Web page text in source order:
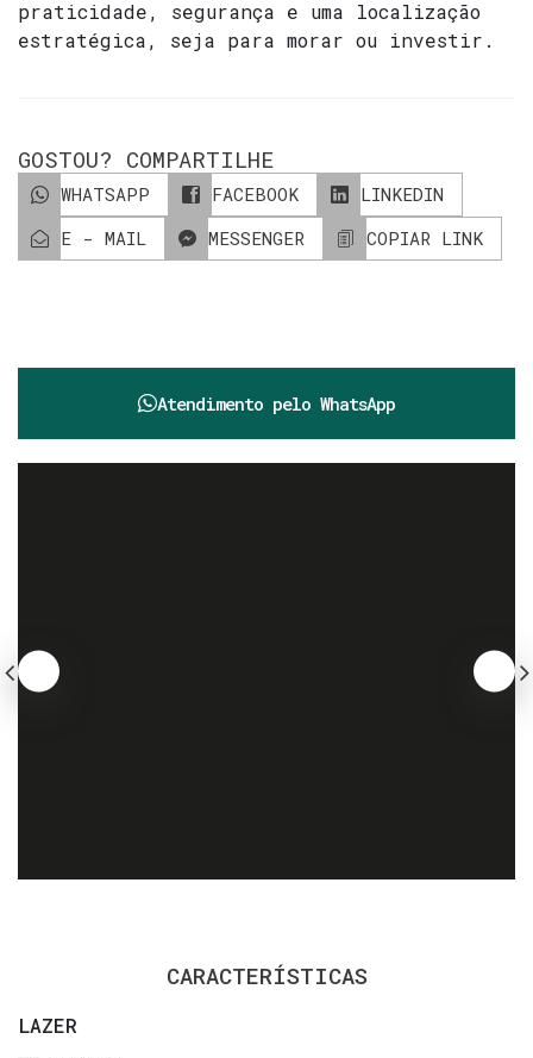
praticidade, segurança e uma localização
estratégica, seja para morar ou investir.
GOSTOU? COMPARTILHE
WHATSAPP FACEBOOK
LINKEDIN
E - MAIL
MESSENGER COPIAR LINK
Atendimento pelo WhatsApp
CARACTERÍSTICAS
LAZER